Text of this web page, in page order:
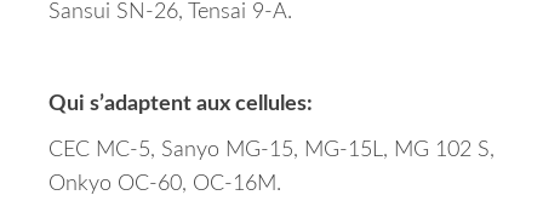
Sansui SN-26, Tensai 9-A.
Qui s’adaptent aux cellules:
CEC MC-5, Sanyo MG-15, MG-15L, MG 102 S,
Onkyo OC-60, OC-16M.